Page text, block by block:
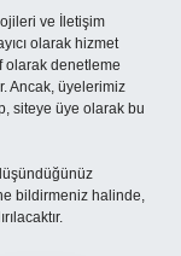
ve İletişim
olarak hizmet
olarak denetleme
Ancak, üyelerimiz
siteye üye olarak bu
bildirmeniz halinde,